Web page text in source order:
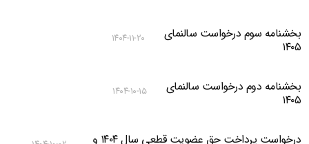
بخشنامه سوم درخواست سالنمای
۱۴۰۵
۱۴۰۴-۱۱-۲۰
بخشنامه دوم درخواست سالنمای
۱۴۰۵
۱۴۰۴-۱۰-۱۵
درخواست پرداخت حق عضویت قطعی سال ۱۴۰۴ و